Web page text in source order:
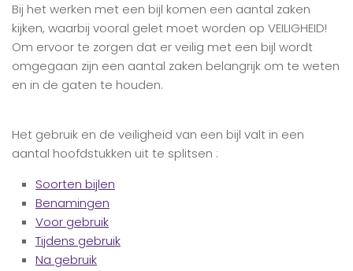
Bij het werken met een bijl komen een aantal zaken
kijken, waarbij vooral gelet moet worden op VEILIGHEID!
Om ervoor te zorgen dat er veilig met een bijl wordt
omgegaan zijn een aantal zaken belangrijk om te weten
en in de gaten te houden.
Het gebruik en de veiligheid van een bijl valt in een
aantal hoofdstukken uit te splitsen :
Soorten bijlen
Benamingen
Voor gebruik
Tijdens gebruik
Na gebruik